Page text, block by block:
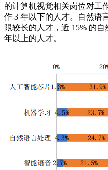
的计算机视觉相关岗位对工
作 3 年以下的人才。自然语
限较长的人才，近 15% 的
年以上的人才。